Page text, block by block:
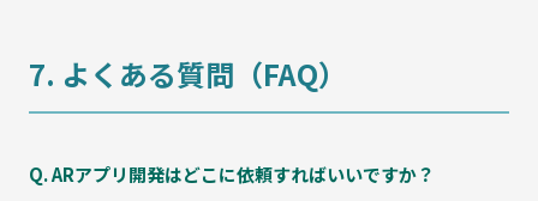
7. よくある質問（FAQ）
Q. ARアプリ開発はどこに依頼すればいいですか？